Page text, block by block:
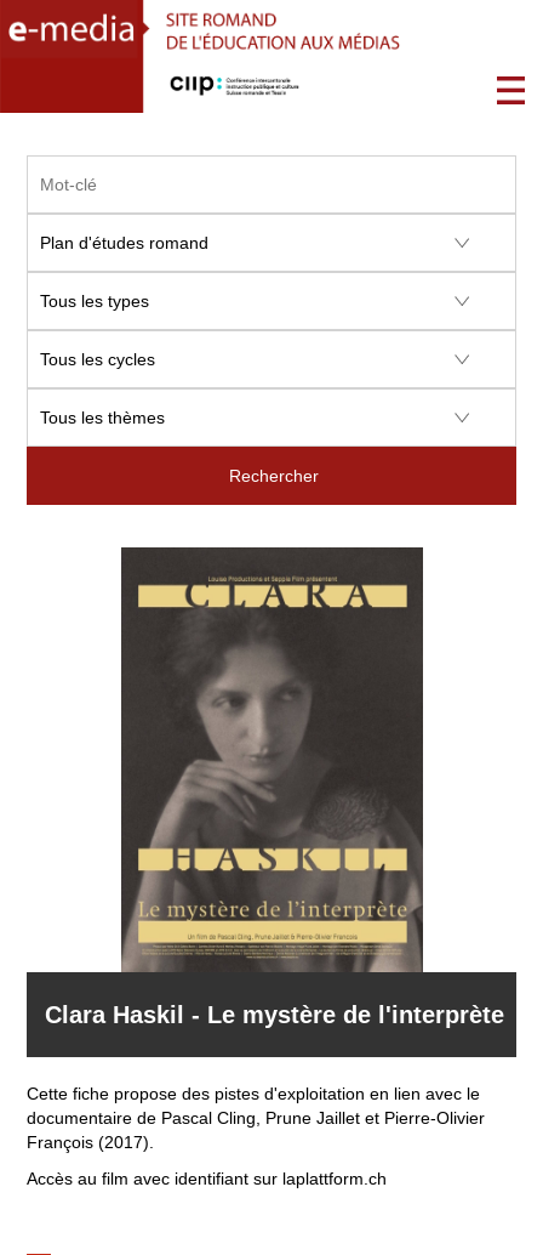
Rechercher
Clara Haskil - Le mystère de l'interprète
Cette fiche propose des pistes d'exploitation en lien avec le
documentaire de Pascal Cling, Prune Jaillet et Pierre-Olivier
François (2017).
Accès au film avec identifiant sur laplattform.ch